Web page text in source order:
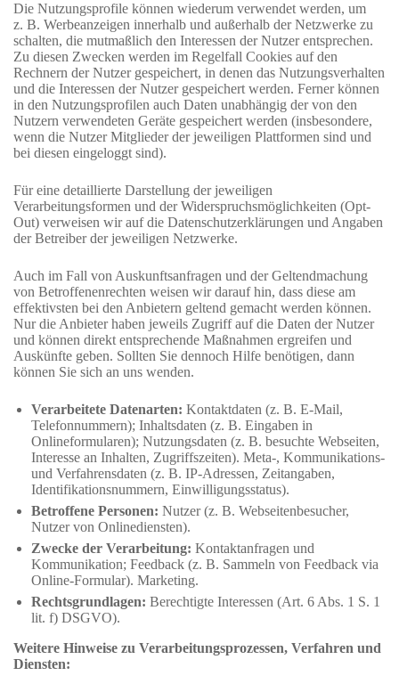
Die Nutzungsprofile können wiederum verwendet werden, um
z. B. Werbeanzeigen innerhalb und außerhalb der Netzwerke zu
schalten, die mutmaßlich den Interessen der Nutzer entsprechen.
Zu diesen Zwecken werden im Regelfall Cookies auf den
Rechnern der Nutzer gespeichert, in denen das Nutzungsverhalten
und die Interessen der Nutzer gespeichert werden. Ferner können
in den Nutzungsprofilen auch Daten unabhängig der von den
Nutzern verwendeten Geräte gespeichert werden (insbesondere,
wenn die Nutzer Mitglieder der jeweiligen Plattformen sind und
bei diesen eingeloggt sind).
Für eine detaillierte Darstellung der jeweiligen
Verarbeitungsformen und der Widerspruchsmöglichkeiten (Opt-
Out) verweisen wir auf die Datenschutzerklärungen und Angaben
der Betreiber der jeweiligen Netzwerke.
Auch im Fall von Auskunftsanfragen und der Geltendmachung
von Betroffenenrechten weisen wir darauf hin, dass diese am
effektivsten bei den Anbietern geltend gemacht werden können.
Nur die Anbieter haben jeweils Zugriff auf die Daten der Nutzer
und können direkt entsprechende Maßnahmen ergreifen und
Auskünfte geben. Sollten Sie dennoch Hilfe benötigen, dann
können Sie sich an uns wenden.
Verarbeitete Datenarten: Kontaktdaten (z. B. E-Mail,
Telefonnummern); Inhaltsdaten (z. B. Eingaben in
Onlineformularen); Nutzungsdaten (z. B. besuchte Webseiten,
Interesse an Inhalten, Zugriffszeiten). Meta-, Kommunikations-
und Verfahrensdaten (z. B. IP-Adressen, Zeitangaben,
Identifikationsnummern, Einwilligungsstatus).
Betroffene Personen: Nutzer (z. B. Webseitenbesucher,
Nutzer von Onlinediensten).
Zwecke der Verarbeitung: Kontaktanfragen und
Kommunikation; Feedback (z. B. Sammeln von Feedback via
Online-Formular). Marketing.
Rechtsgrundlagen: Berechtigte Interessen (Art. 6 Abs. 1 S. 1
lit. f) DSGVO).
Weitere Hinweise zu Verarbeitungsprozessen, Verfahren und
Diensten: